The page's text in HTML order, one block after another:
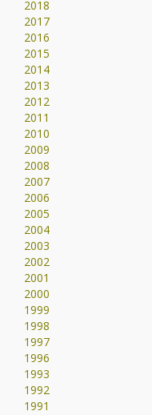
2018
2017
2016
2015
2014
2013
2012
2011
2010
2009
2008
2007
2006
2005
2004
2003
2002
2001
2000
1999
1998
1997
1996
1993
1992
1991